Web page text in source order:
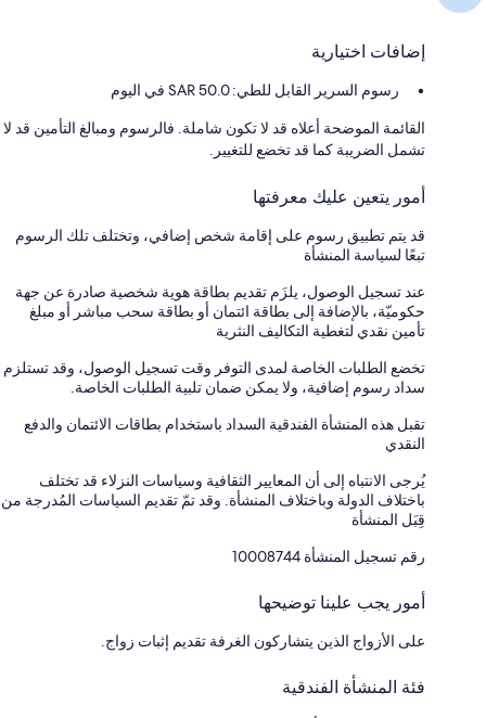
إضافات اختيارية
رسوم السرير القابل للطي: 50.0 SAR في اليوم
القائمة الموضحة أعلاه قد لا تكون شاملة. فالرسوم ومبالغ التأمين قد لا
تشمل الضريبة كما قد تخضع للتغيير.
أمور يتعين عليك معرفتها
قد يتم تطبيق رسوم على إقامة شخص إضافي، وتختلف تلك الرسوم
تبعًا لسياسة المنشأة
عند تسجيل الوصول، يلزَم تقديم بطاقة هوية شخصية صادرة عن جهة
حكوميّة، بالإضافة إلى بطاقة ائتمان أو بطاقة سحب مباشر أو مبلغ
تأمين نقدي لتغطية التكاليف النثرية
تخضع الطلبات الخاصة لمدى التوفر وقت تسجيل الوصول، وقد تستلزم
سداد رسوم إضافية، ولا يمكن ضمان تلبية الطلبات الخاصة.
تقبل هذه المنشأة الفندقية السداد باستخدام بطاقات الائتمان والدفع
النقدي
يُرجى الانتباه إلى أن المعايير الثقافية وسياسات النزلاء قد تختلف
باختلاف الدولة وباختلاف المنشأة. وقد تمّ تقديم السياسات المُدرجة من
قِبَل المنشأة
رقم تسجيل المنشأة ⁦10008744⁩
أمور يجب علينا توضيحها
على الأزواج الذين يتشاركون الغرفة تقديم إثبات زواج.
فئة المنشأة الفندقية